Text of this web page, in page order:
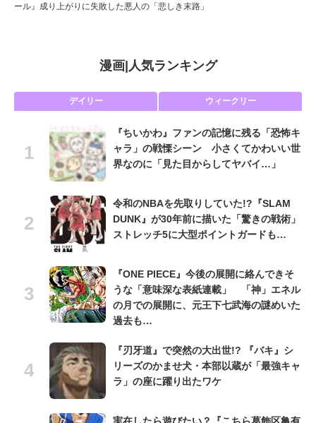
ール』成り上がりに失敗した悪人の「悲しき末路」
漫画| 人気ランキング
デイリー ウィークリー
『ちいかわ』ファンの記憶に残る「恐怖キ
ャラ」の戦慄シーン 小さくてかわいい世
界なのに「見た目からしてヤバイ…」
令和のNBAを先取りしていた!?『SLAM
DUNK』が30年前に描いた「驚きの戦術」
ストレッチ5に大型ポイントガードも…
『ONE PIECE』今後の展開に絡んできそ
うな「意味深な表紙連載」 「神」エネル
の月での展開に、元王下七武海の謎めいた
過去も…
『刃牙道』で突然の大出世!? 『バキ』シ
リーズのかませ犬・本部以蔵が「最強キャ
ラ」の座に躍り出たワケ
実在したら遊びたい？『こちら葛飾区亀有